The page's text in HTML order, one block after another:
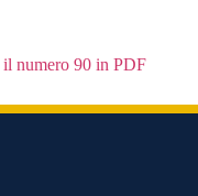
il numero 90 in PDF